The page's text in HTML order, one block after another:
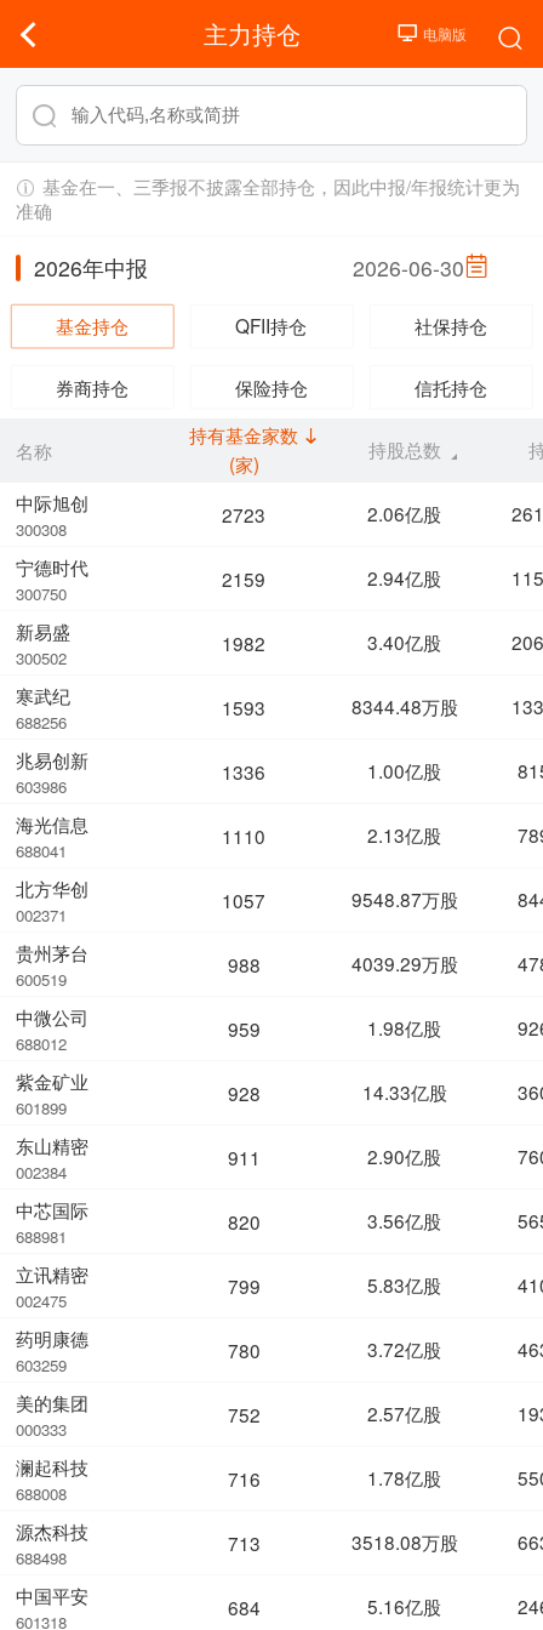
主力持仓
基金在一、三季报不披露全部持仓，因此中报/年报统计更为
准确
2026年中报 2026-06-30
基金持仓 QFII持仓 社保持仓
券商持仓 保险持仓 信托持仓
名称
中际旭创
300308
宁德时代
300750
新易盛
300502
寒武纪
688256
兆易创新
603986
海光信息
688041
北方华创
002371
贵州茅台
600519
中微公司
688012
紫金矿业
601899
东山精密
002384
中芯国际
688981
立讯精密
002475
药明康德
603259
美的集团
000333
澜起科技
688008
源杰科技
688498
中国平安
601318
持有基金家数
(家)
持股总数
2723 2.06亿股
2159 2.94亿股
1982 3.40亿股
1593 8344.48万股
1336 1.00亿股
1110 2.13亿股
1057 9548.87万股
988 4039.29万股
959 1.98亿股
928 14.33亿股
911 2.90亿股
820 3.56亿股
799 5.83亿股
780 3.72亿股
752 2.57亿股
716 1.78亿股
713 3518.08万股
684 5.16亿股